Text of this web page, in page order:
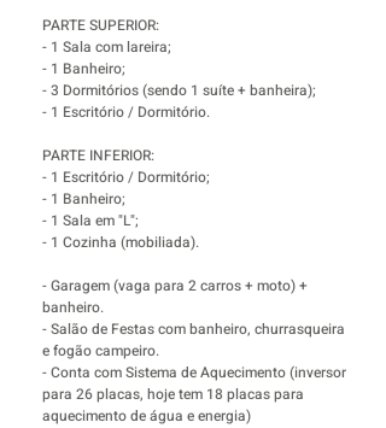
PARTE SUPERIOR:
- 1 Sala com lareira;
- 1 Banheiro;
- 3 Dormitórios (sendo 1 suíte + banheira);
- 1 Escritório / Dormitório.
PARTE INFERIOR:
- 1 Escritório / Dormitório;
- 1 Banheiro;
- 1 Sala em "L";
- 1 Cozinha (mobiliada).
- Garagem (vaga para 2 carros + moto) +
banheiro.
- Salão de Festas com banheiro, churrasqueira
e fogão campeiro.
- Conta com Sistema de Aquecimento (inversor
para 26 placas, hoje tem 18 placas para
aquecimento de água e energia)